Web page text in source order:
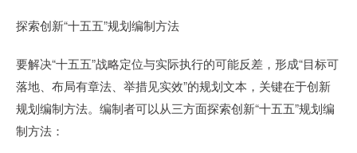
探索创新“十五五”规划编制方法
要解决“十五五”战略定位与实际执行的可能反差，形成“目标可
落地、布局有章法、举措见实效”的规划文本，关键在于创新
规划编制方法。编制者可以从三方面探索创新“十五五”规划编
制方法：